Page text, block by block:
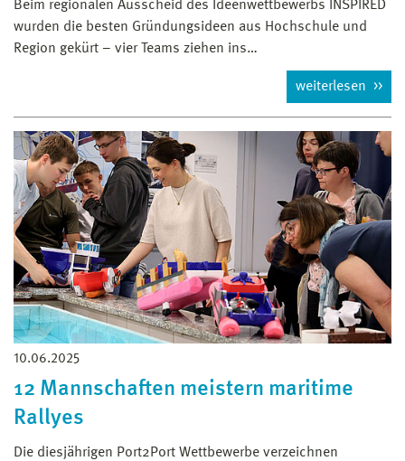
Beim regionalen Ausscheid des Ideenwettbewerbs INSPIRED
wurden die besten Gründungsideen aus Hochschule und
Region gekürt – vier Teams ziehen ins…
weiterlesen
10.06.2025
12 Mannschaften meistern maritime
Rallyes
Die diesjährigen Port2Port Wettbewerbe verzeichnen